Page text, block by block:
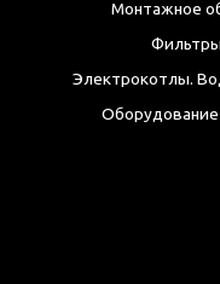
Монтажное
Электрокотлы.
Оборудование